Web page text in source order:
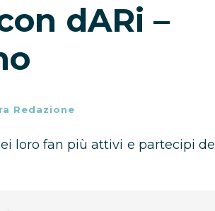
dARi –
Redazione
loro fan più attivi e partecipi del